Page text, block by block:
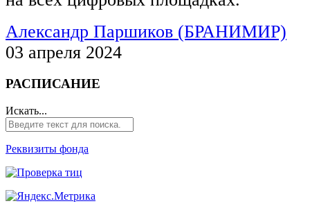
Александр Паршиков (БРАНИМИР)
03 апреля 2024
РАСПИСАНИЕ
Искать...
Реквизиты фонда